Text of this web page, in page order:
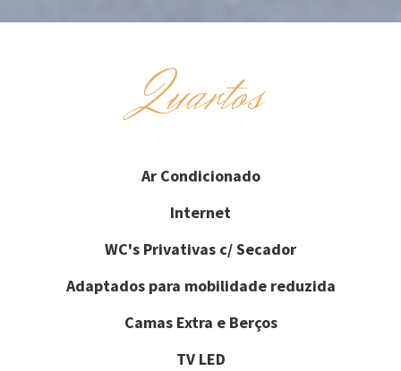
Quartos
Ar Condicionado
Internet
WC's Privativas c/ Secador
Adaptados para mobilidade reduzida
Camas Extra e Berços
TV LED